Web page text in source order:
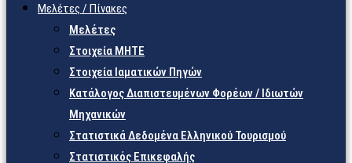
Μελέτες / Πίνακες
Μελέτες
Στοιχεία ΜΗΤΕ
Στοιχεία Ιαματικών Πηγών
Κατάλογος Διαπιστευμένων Φορέων / Ιδιωτών
Μηχανικών
Στατιστικά Δεδομένα Ελληνικού Τουρισμού
Στατιστικός Επικεφαλής